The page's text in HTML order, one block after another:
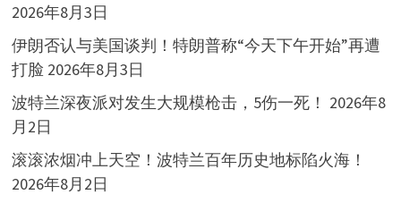
2026年8月3日
伊朗否认与美国谈判！特朗普称“今天下午开始”再遭
打脸 2026年8月3日
波特兰深夜派对发生大规模枪击，5伤一死！ 2026年8
月2日
滚滚浓烟冲上天空！波特兰百年历史地标陷火海！
2026年8月2日